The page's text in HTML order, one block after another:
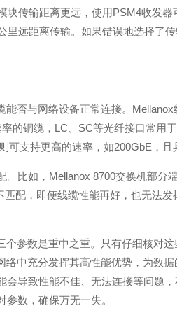
传输距离更远，使用PSM4收发器
远距离传输。如果错误地选择了
否与网络设备正常连接。Mellanox
的铜缆，LC、SC等光纤接口常用
支持更高的速率，如200GbE，且
比如，Mellanox 8700交换机部分
配，即便线缆性能再好，也无法
参数是重中之重。只有仔细核对
中充分发挥其高性能优势，为数据
导致性能不佳、无法连接等问题
数，确保万无一失。